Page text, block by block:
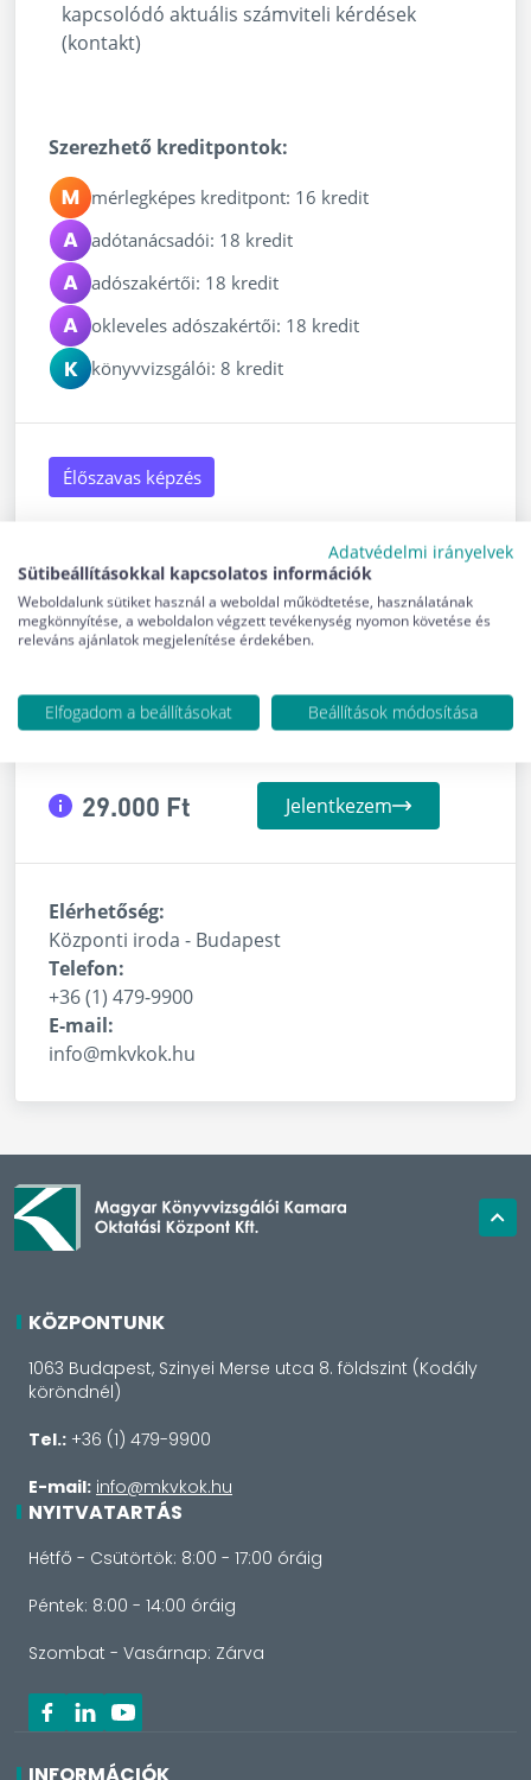
kapcsolódó aktuális számviteli kérdések
(kontakt)
Szerezhető kreditpontok:
mérlegképes kreditpont: 16 kredit
adótanácsadói: 18 kredit
adószakértői: 18 kredit
okleveles adószakértői: 18 kredit
könyvvizsgálói: 8 kredit
Élőszavas képzés
2026. október 14. - 2026. október 15.
Jelentkezési határidő: 2026. október 12.
Elérhető helyek: 48
29.000 Ft Jelentkezem
Elérhetőség:
Központi iroda - Budapest
Telefon:
+36 (1) 479-9900
E-mail:
info@mkvkok.hu
KÖZPONTUNK
1063 Budapest, Szinyei Merse utca 8. földszint (Kodály
köröndnél)
Tel.: +36 (1) 479-9900
E-mail: info@mkvkok.hu
NYITVATARTÁS
Hétfő - Csütörtök: 8:00 - 17:00 óráig
Péntek: 8:00 - 14:00 óráig
Szombat - Vasárnap: Zárva
Adatvédelmi irányelvek
Sütibeállításokkal kapcsolatos információk
Weboldalunk sütiket használ a weboldal működtetése, használatának
megkönnyítése, a weboldalon végzett tevékenység nyomon követése és
releváns ajánlatok megjelenítése érdekében.
Elfogadom a beállításokat Beállítások módosítása